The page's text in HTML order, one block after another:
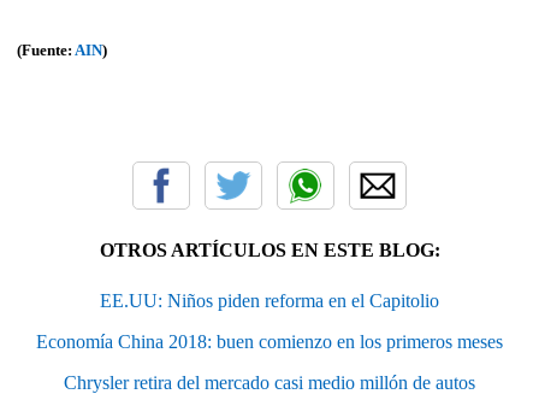
(Fuente: AIN)
OTROS ARTÍCULOS EN ESTE BLOG:
EE.UU: Niños piden reforma en el Capitolio
Economía China 2018: buen comienzo en los primeros meses
Chrysler retira del mercado casi medio millón de autos